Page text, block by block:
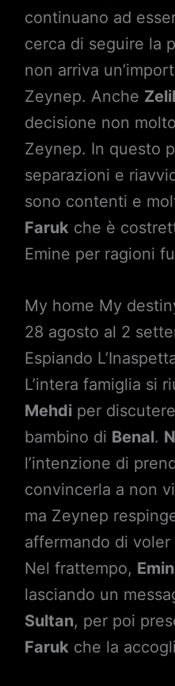
continuano ad
cerca di seguire la
non arriva
Zeynep. Anche
decisione non
Zeynep. In questo
separazioni e
sono contenti e
Farukche è
Emine per ragioni
My home My
28 agosto al 2
Espiando
L’intera famiglia si
Mehdiper
bambino di Benal.
l’intenzione di
convincerla a non
ma Zeynep
affermando di
Nel frattempo,
lasciando un
Sultan, per poi
Farukche la